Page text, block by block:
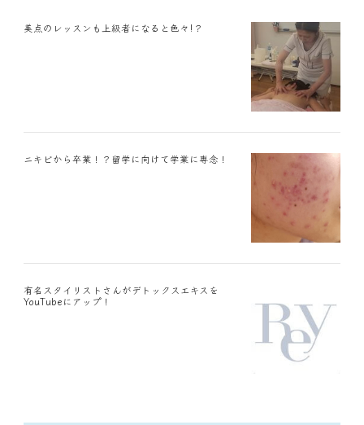
美点のレッスンも上級者になると色々!？
ニキビから卒業！？留学に向けて学業に専念！
有名スタイリストさんがデトックスエキスを
YouTubeにアップ！